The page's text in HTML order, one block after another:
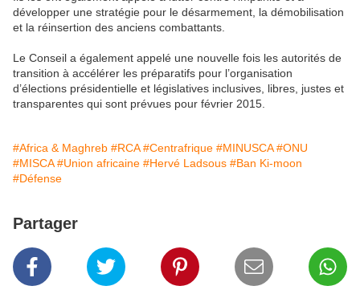
développer une stratégie pour le désarmement, la démobilisation
et la réinsertion des anciens combattants.
Le Conseil a également appelé une nouvelle fois les autorités de
transition à accélérer les préparatifs pour l’organisation
d’élections présidentielle et législatives inclusives, libres, justes et
transparentes qui sont prévues pour février 2015.
#Africa & Maghreb #RCA #Centrafrique #MINUSCA #ONU
#MISCA #Union africaine #Hervé Ladsous #Ban Ki-moon
#Défense
Partager